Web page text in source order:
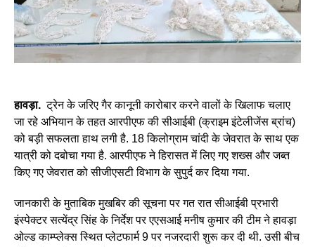
हावड़ा. ट्रेन के जरिए गैर कानूनी कारोबार करने वालों के खिलाफ चलाए
जा रहे अभियान के तहत आरपीएफ की सीआईबी (क्राइम इंटेलीजेंस ब्रांच)
को बड़ी सफलता हाथ लगी है. 18 किलोग्राम चांदी के जेवरात के साथ एक
यात्री को दबोचा गया है. आरपीएफ ने हिरासत में लिए गए शख्स और जब्त
किए गए जेवरात को सीजीएसटी विभाग के सुपुर्द कर दिया गया.
जानकारी के मुताबिक मुखबिर की सूचना पर गत रात सीआईबी प्रभारी
इंस्पेक्टर सत्येंद्र सिंह के निर्देश पर एएसआई मनीष कुमार की टीम ने हावड़ा
ओल्ड काम्प्लेक्स स्थित प्लेटफार्म 9 पर नजरदारी शुरू कर दी थी. उसी बीच